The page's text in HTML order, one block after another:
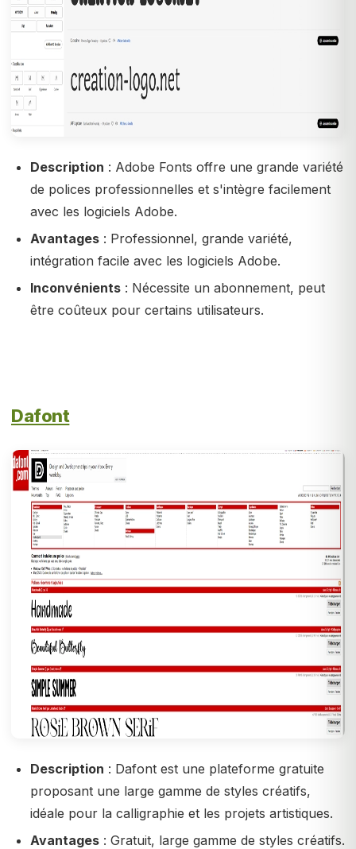
Description : Adobe Fonts offre une grande variété
de polices professionnelles et s'intègre facilement
avec les logiciels Adobe.
Avantages : Professionnel, grande variété,
intégration facile avec les logiciels Adobe.
Inconvénients : Nécessite un abonnement, peut
être coûteux pour certains utilisateurs.
Dafont
Description : Dafont est une plateforme gratuite
proposant une large gamme de styles créatifs,
idéale pour la calligraphie et les projets artistiques.
Avantages : Gratuit, large gamme de styles créatifs.